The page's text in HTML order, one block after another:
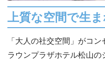
上質な空間で生
「大人の社交空間」がコ
ラウンプラザホテル松山の